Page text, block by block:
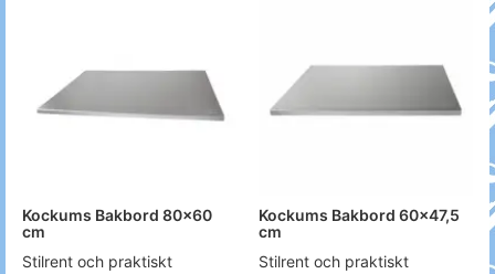
Kockums Bakbord 80x60
cm
Stilrent och praktiskt
Kockums Bakbord 60x47,5
cm
Stilrent och praktiskt